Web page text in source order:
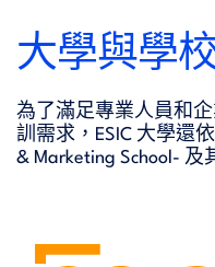
大學與學
為了滿足專業人員和
訓需求，ESIC 大學還依
& Marketing School-